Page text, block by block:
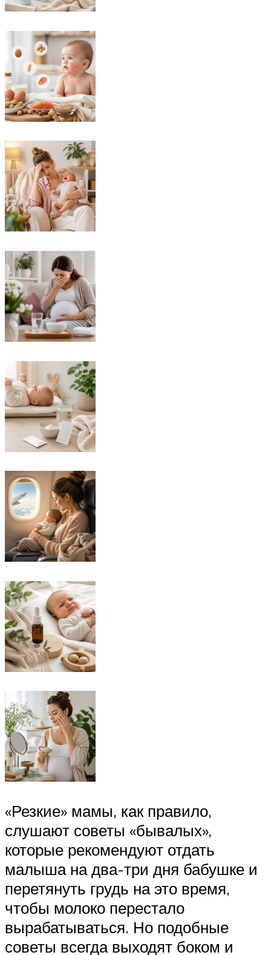
«Резкие» мамы, как правило,
слушают советы «бывалых»,
которые рекомендуют отдать
малыша на два-три дня бабушке и
перетянуть грудь на это время,
чтобы молоко перестало
вырабатываться. Но подобные
советы всегда выходят боком и